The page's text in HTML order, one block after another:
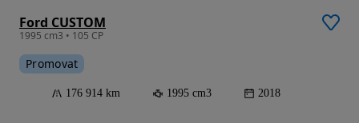
Ford CUSTOM
1995 cm3 • 105 CP
Promovat
176 914 km 1995 cm3 2018